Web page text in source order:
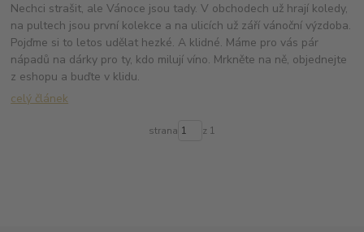
Nechci strašit, ale Vánoce jsou tady. V obchodech už hrají koledy,
na pultech jsou první kolekce a na ulicích už září vánoční výzdoba.
Pojďme si to letos udělat hezké. A klidné. Máme pro vás pár
nápadů na dárky pro ty, kdo milují víno. Mrkněte na ně, objednejte
z eshopu a buďte v klidu.
celý článek
strana z 1